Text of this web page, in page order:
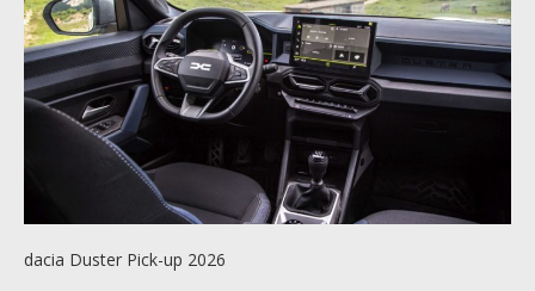
dacia Duster Pick-up 2026